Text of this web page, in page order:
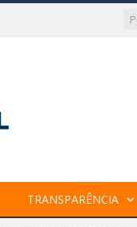
TRANSPARÊNCIA